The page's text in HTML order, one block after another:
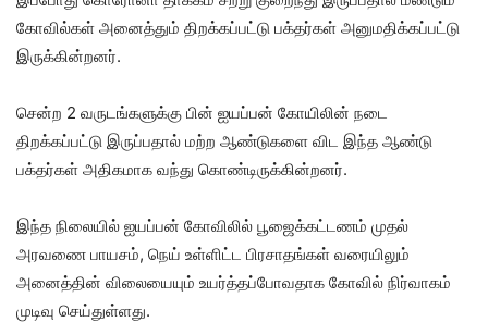
கோவில்கள் அனைத்தும் திறக்கப்பட்டு பக்தர்கள் அனுமதிக்கப்பட்டு
இருக்கின்றனர்.
சென்ற 2 வருடங்களுக்கு பின் ஐயப்பன் கோயிலின் நடை
திறக்கப்பட்டு இருப்பதால் மற்ற ஆண்டுகளை விட இந்த ஆண்டு
பக்தர்கள் அதிகமாக வந்து கொண்டிருக்கின்றனர்.
இந்த நிலையில் ஐயப்பன் கோவிலில் பூஜைக்கட்டணம் முதல்
அரவணை பாயசம், நெய் உள்ளிட்ட பிரசாதங்கள் வரையிலும்
அனைத்தின் விலையையும் உயர்த்தப்போவதாக கோவில் நிர்வாகம்
முடிவு செய்துள்ளது.